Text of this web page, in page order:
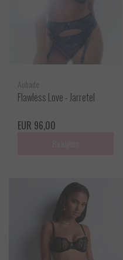
Aubade
Flawless Love - Jarretel
EUR 96,00